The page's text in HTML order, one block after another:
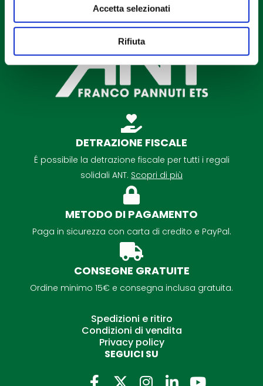
Accetta selezionati
Rifiuta
DETRAZIONE FISCALE
É possibile la detrazione fiscale per tutti i regali
solidali ANT. Scopri di più
METODO DI PAGAMENTO
Paga in sicurezza con carta di credito e PayPal.
CONSEGNE GRATUITE
Ordine minimo 15€ e consegna inclusa gratuita.
Spedizioni e ritiro
Condizioni di vendita
Privacy policy
SEGUICI SU